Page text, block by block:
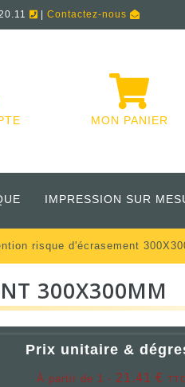
|Contactez-nous
MON PANIER
IMPRESSION SUR
risque d'écrasement
300X300MM
Prix unitaire &
À partir de 1 - 21.41 €